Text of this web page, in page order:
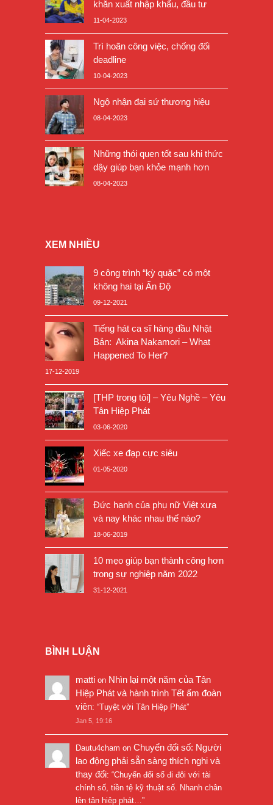
khăn xuất nhập khẩu, đầu tư
11-04-2023
Trì hoãn công việc, chống đối
deadline
10-04-2023
Ngộ nhận đại sứ thương hiệu
08-04-2023
Những thói quen tốt sau khi thức
dậy giúp bạn khỏe mạnh hơn
08-04-2023
XEM NHIỀU
9 công trình “kỳ quặc” có một
không hai tại Ấn Độ
09-12-2021
Tiếng hát ca sĩ hàng đầu Nhật
Bản: Akina Nakamori – What
Happened To Her?
17-12-2019
[THP trong tôi] – Yêu Nghề – Yêu
Tân Hiệp Phát
03-06-2020
Xiếc xe đạp cực siêu
01-05-2020
Đức hạnh của phụ nữ Việt xưa
và nay khác nhau thế nào?
18-06-2019
10 mẹo giúp bạn thành công hơn
trong sự nghiệp năm 2022
31-12-2021
BÌNH LUẬN
matti on Nhìn lại một năm của Tân
Hiệp Phát và hành trình Tết ấm đoàn
viên: “Tuyệt vời Tân Hiệp Phát”
Jan 5, 19:16
Dautu4cham on Chuyển đổi số: Người
lao động phải sẵn sàng thích nghi và
thay đổi: “Chuyển đổi số đi đôi với tài
chính số, tiền tệ kỹ thuật số. Nhanh chân
lên tân hiệp phát… ”